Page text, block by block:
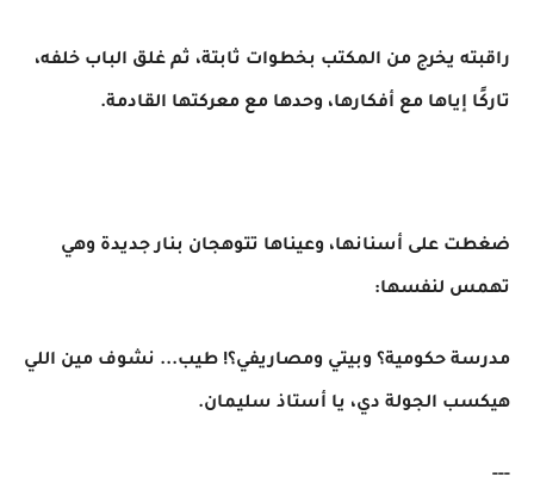
راقبته يخرج من المكتب بخطوات ثابتة، ثم غلق الباب خلفه،
تاركًا إياها مع أفكارها، وحدها مع معركتها القادمة.
ضغطت على أسنانها، وعيناها تتوهجان بنار جديدة وهي
تهمس لنفسها:
مدرسة حكومية؟ وبيتي ومصاريفي؟! طيب... نشوف مين اللي
هيكسب الجولة دي، يا أستاذ سليمان.
---